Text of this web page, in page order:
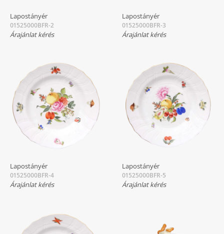
Lapostányér
01525000BFR-2
Árajánlat kérés
Lapostányér
01525000BFR-3
Árajánlat kérés
Lapostányér
01525000BFR-4
Árajánlat kérés
Lapostányér
01525000BFR-5
Árajánlat kérés